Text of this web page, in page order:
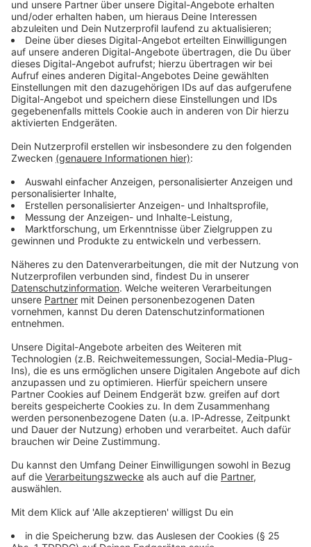
Immer auf dem Laufenden
bleiben!
Verpass' nichts mehr - mit unserem kostenlosen
ANTENNE BAYERN Newsletter. Ob Nachrichten,
Lifestyle oder unsere neuesten Aktionen - wir
informieren dich.
Zum Newsletter anmelden
Du möchtest uns etwas sagen?
Studio Hotline
Kontaktformular
Sprachnachricht